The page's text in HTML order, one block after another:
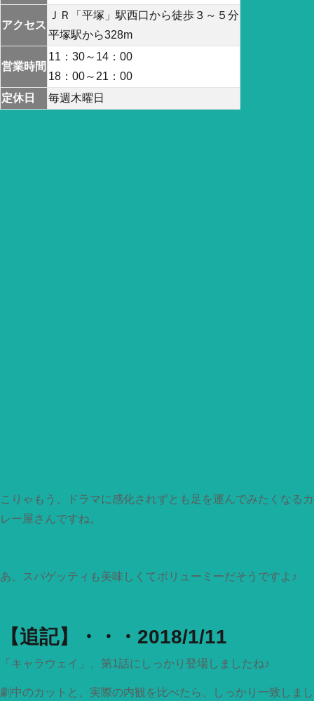
アクセス
ＪＲ「平塚」駅西口から徒歩３～５分
平塚駅から328m
営業時間
11：30～14：00
18：00～21：00
定休日
毎週木曜日
こりゃもう、ドラマに感化されずとも足を運んでみたくなるカ
レー屋さんですね。
あ、スパゲッティも美味しくてボリューミーだそうですよ♪
【追記】・・・2018/1/11
「キャラウェイ」、第1話にしっかり登場しましたね♪
劇中のカットと、実際の内観を比べたら、しっかり一致しまし